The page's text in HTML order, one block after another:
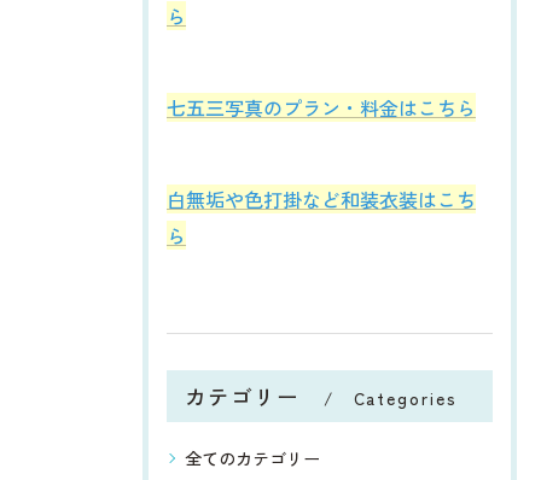
ら
七五三写真のプラン・料金はこちら
白無垢や色打掛など和装衣装はこち
ら
カテゴリー Categories
全てのカテゴリー